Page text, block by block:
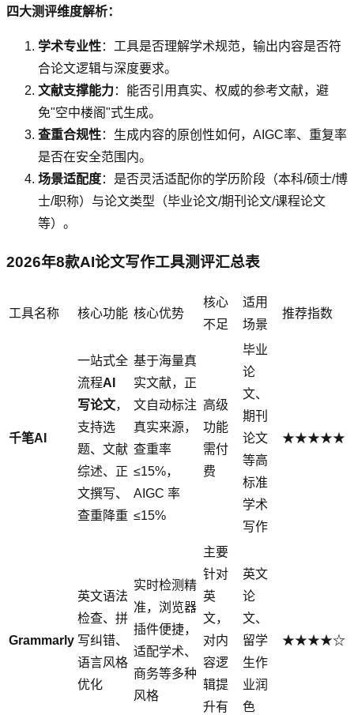
四大测评维度解析：
学术专业性：工具是否理解学术规范，输出内容是否符
合论文逻辑与深度要求。
文献支撑能力：能否引用真实、权威的参考文献，避
免"空中楼阁"式生成。
查重合规性：生成内容的原创性如何，AIGC率、重复率
是否在安全范围内。
场景适配度：是否灵活适配你的学历阶段（本科/硕士/博
士/职称）与论文类型（毕业论文/期刊论文/课程论文
等）。
2026年8款AI论文写作工具测评汇总表
工具名称 核心功能 核心优势
核心
不足
适用
场景
推荐指数
千笔AI
一站式全
流程AI
写论文，
支持选
题、文献
综述、正
文撰写、
查重降重
基于海量真
实文献，正
文自动标注
真实来源，
查重率
≤15%，
AIGC 率
≤15%
高级
功能
需付
费
毕业
论
文、
期刊
论文
等高
标准
学术
写作
★★★★★
Grammarly
英文语法
检查、拼
写纠错、
语言风格
优化
实时检测精
准，浏览器
插件便捷，
适配学术、
商务等多种
风格
主要
针对
英
文，
对内
容逻
辑提
升有
英文
论
文、
留学
生作
业润
色
★★★★☆